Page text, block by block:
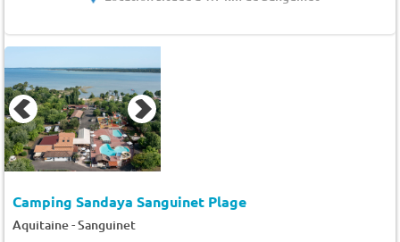
Camping Sandaya Sanguinet Plage
Aquitaine-Sanguinet